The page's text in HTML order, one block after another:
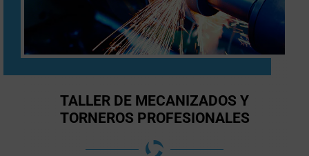
TALLER DE MECANIZADOS Y
TORNEROS PROFESIONALES